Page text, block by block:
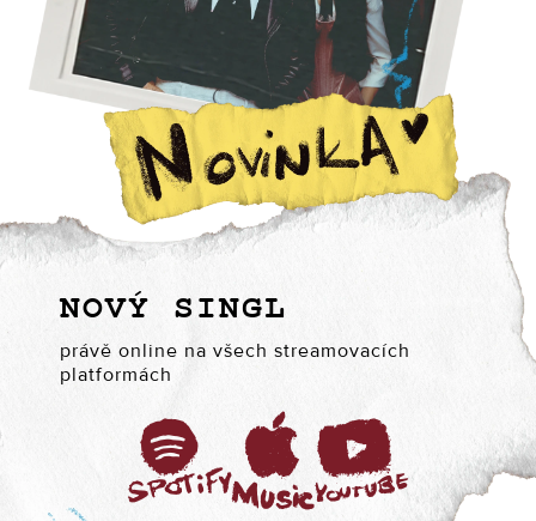
NOVÝ SINGL
právě online na všech streamovacích
platformách